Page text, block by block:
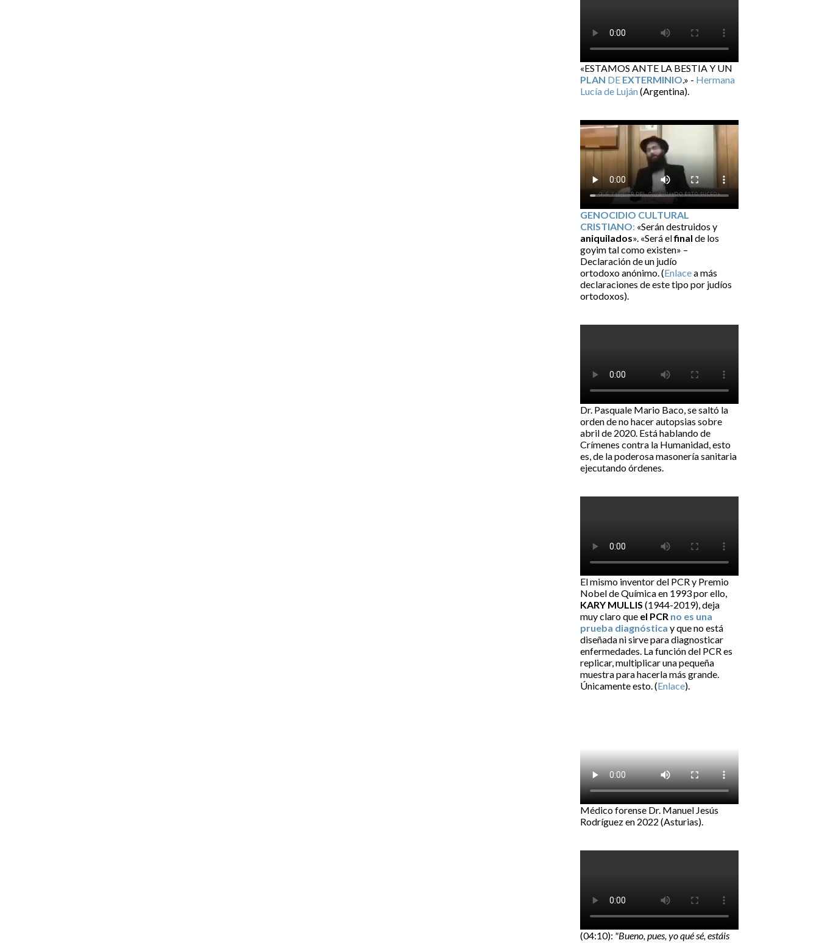
«ESTAMOS ANTE LA BESTIA Y UN
PLAN DE EXTERMINIO.» - Hermana
Lucía de Luján(Argentina).
GENOCIDIO CULTURAL
CRISTIANO: «Serán destruidos y
aniquilados». «Será elfinal de los
goyim tal como existen» –
Declaración de un judío
ortodoxo anónimo. (Enlacea más
declaraciones de este tipo por judíos
ortodoxos).
Dr. Pasquale Mario Baco, se saltó la
orden de no hacer autopsias sobre
abril de 2020. Está hablando de
Crímenes contra la Humanidad, esto
es, de la poderosa masonería sanitaria
ejecutando órdenes.
El mismo inventor del PCR y Premio
Nobel de Química en 1993 por ello,
KARY MULLIS (1944-2019), deja
muy claro que el PCR no es una
prueba diagnóstica y que no está
diseñada ni sirve para diagnosticar
enfermedades. La función del PCR es
replicar, multiplicar una pequeña
muestra para hacerla más grande.
Únicamente esto. (Enlace).
Médico forense Dr. Manuel Jesús
Rodríguez en 2022 (Asturias).
(04:10): "Bueno, pues, yo qué sé, estáis